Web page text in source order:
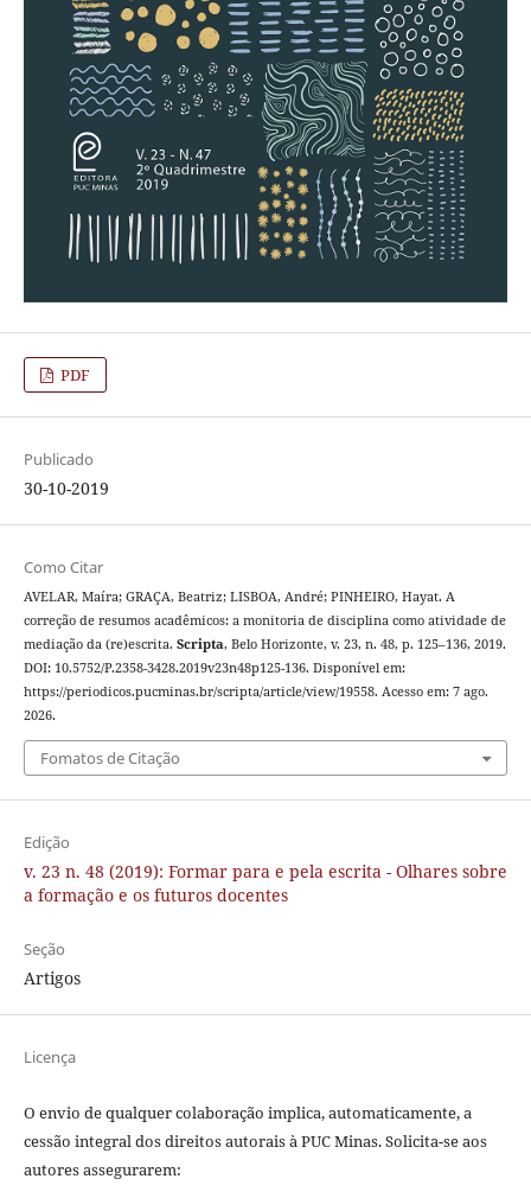
PDF
Publicado
30-10-2019
Como Citar
AVELAR, Maíra; GRAÇA, Beatriz; LISBOA, André; PINHEIRO, Hayat. A
correção de resumos acadêmicos: a monitoria de disciplina como atividade de
mediação da (re)escrita. Scripta, Belo Horizonte, v. 23, n. 48, p. 125–136, 2019.
DOI: 10.5752/P.2358-3428.2019v23n48p125-136. Disponível em:
https://periodicos.pucminas.br/scripta/article/view/19558. Acesso em: 7 ago.
2026.
Fomatos de Citação
Edição
v. 23 n. 48 (2019): Formar para e pela escrita - Olhares sobre
a formação e os futuros docentes
Seção
Artigos
Licença
O envio de qualquer colaboração implica, automaticamente, a
cessão integral dos direitos autorais à PUC Minas. Solicita-se aos
autores assegurarem: